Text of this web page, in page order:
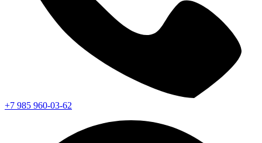
+7 985 960-03-62